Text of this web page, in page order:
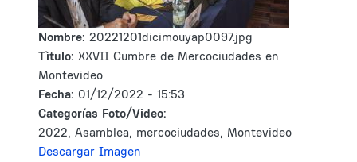
Nombre: 20221201dicimouyap0097.jpg
Tìtulo: XXVII Cumbre de Mercociudades en
Montevideo
Fecha: 01/12/2022 - 15:53
Categorías Foto/Video:
2022, Asamblea, mercociudades, Montevideo
Descargar Imagen